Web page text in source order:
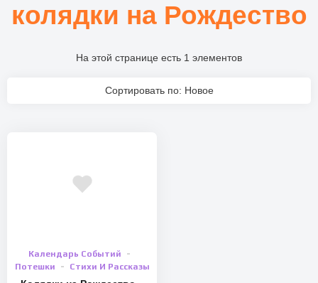
колядки на Рождество
Сортировать по: Новое
На этой странице есть 1 элементов
Календарь Событий
Потешки
Стихи И Рассказы